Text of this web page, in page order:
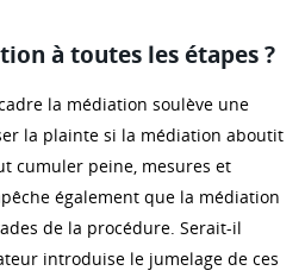
à toutes les étapes ?
la médiation soulève une
la plainte si la médiation aboutit
cumuler peine, mesures et
également que la médiation
de la procédure. Serait-il
introduise le jumelage de ces